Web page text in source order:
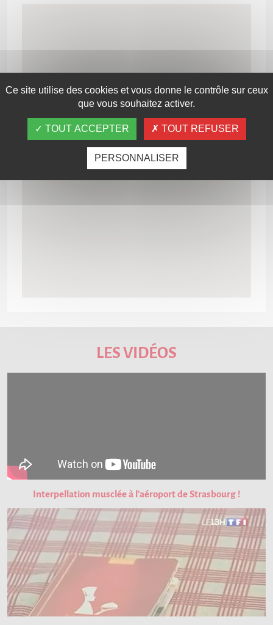
LES VIDÉOS
Interpellation musclée à l'aéroport de Strasbourg !
Ce site utilise des cookies et vous donne le contrôle sur ceux
que vous souhaitez activer.
TOUT ACCEPTER TOUT REFUSER
PERSONNALISER